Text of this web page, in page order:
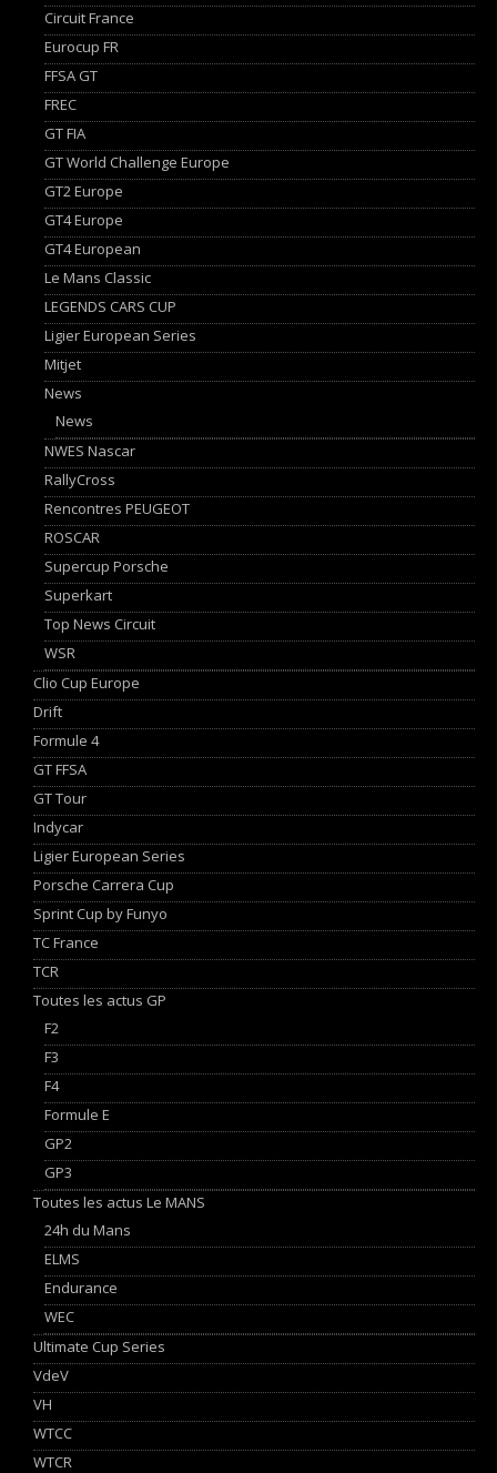
Circuit France
Eurocup FR
FFSA GT
FREC
GT FIA
GT World Challenge Europe
GT2 Europe
GT4 Europe
GT4 European
Le Mans Classic
LEGENDS CARS CUP
Ligier European Series
Mitjet
News
News
NWES Nascar
RallyCross
Rencontres PEUGEOT
ROSCAR
Supercup Porsche
Superkart
Top News Circuit
WSR
Clio Cup Europe
Drift
Formule 4
GT FFSA
GT Tour
Indycar
Ligier European Series
Porsche Carrera Cup
Sprint Cup by Funyo
TC France
TCR
Toutes les actus GP
F2
F3
F4
Formule E
GP2
GP3
Toutes les actus Le MANS
24h du Mans
ELMS
Endurance
WEC
Ultimate Cup Series
VdeV
VH
WTCC
WTCR